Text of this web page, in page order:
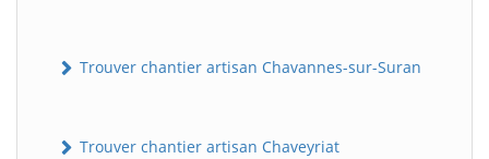
Trouver chantier artisan Chavannes-sur-Suran
Trouver chantier artisan Chaveyriat